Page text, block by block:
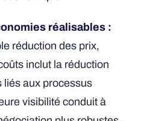
réalisables :
réduction des prix,
inclut la réduction
liés aux processus
visibilité conduit à